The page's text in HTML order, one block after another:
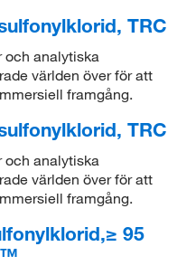
TRC
och analytiska
världen över för att
framgång.
TRC
och analytiska
världen över för att
framgång.
95